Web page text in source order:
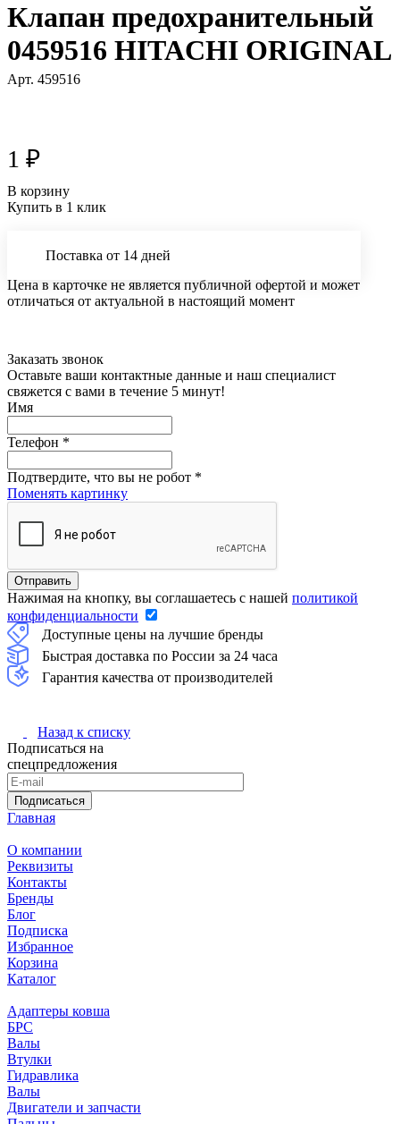
Клапан предохранительный
0459516 HITACHI ORIGINAL
Арт. 459516
1 ₽
В корзину
Купить в 1 клик
Поставка от 14 дней
Цена в карточке не является публичной офертой и может
отличаться от актуальной в настоящий момент
Заказать звонок
Оставьте ваши контактные данные и наш специалист
свяжется с вами в течение 5 минут!
Имя
Телефон *
Подтвердите, что вы не робот *
Поменять картинку
Нажимая на кнопку, вы соглашаетесь с нашей политикой
конфиденциальности
Доступные цены на лучшие бренды
Быстрая доставка по России за 24 часа
Гарантия качества от производителей
Назад к списку
Подписаться на
спецпредложения
Подписаться
Главная
О компании
Реквизиты
Контакты
Бренды
Блог
Подписка
Избранное
Корзина
Каталог
Адаптеры ковша
БРС
Валы
Втулки
Гидравлика
Валы
Двигатели и запчасти